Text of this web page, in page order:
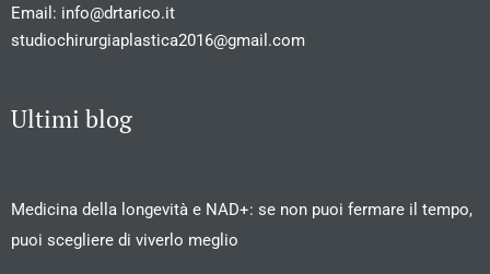
Email: info@drtarico.it
studiochirurgiaplastica2016@gmail.com
Ultimi blog
Medicina della longevità e NAD+: se non puoi fermare il tempo,
puoi scegliere di viverlo meglio